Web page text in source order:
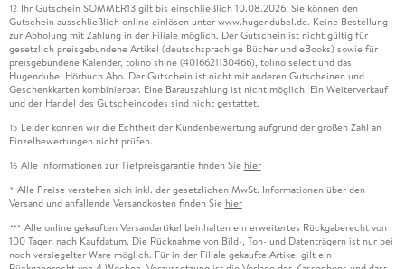
12 Ihr Gutschein SOMMER13 gilt bis einschließlich 10.08.2026. Sie können den
Gutschein ausschließlich online einlösen unter www.hugendubel.de. Keine Bestellung
zur Abholung mit Zahlung in der Filiale möglich. Der Gutschein ist nicht gültig für
gesetzlich preisgebundene Artikel (deutschsprachige Bücher und eBooks) sowie für
preisgebundene Kalender, tolino shine (4016621130466), tolino select und das
Hugendubel Hörbuch Abo. Der Gutschein ist nicht mit anderen Gutscheinen und
Geschenkkarten kombinierbar. Eine Barauszahlung ist nicht möglich. Ein Weiterverkauf
und der Handel des Gutscheincodes sind nicht gestattet.
15 Leider können wir die Echtheit der Kundenbewertung aufgrund der großen Zahl an
Einzelbewertungen nicht prüfen.
16 Alle Informationen zur Tiefpreisgarantie finden Sie hier
* Alle Preise verstehen sich inkl. der gesetzlichen MwSt. Informationen über den
Versand und anfallende Versandkosten finden Sie hier
*** Alle online gekauften Versandartikel beinhalten ein erweitertes Rückgaberecht von
100 Tagen nach Kaufdatum. Die Rücknahme von Bild-, Ton- und Datenträgern ist nur bei
noch versiegelter Ware möglich. Für in der Filiale gekaufte Artikel gilt ein